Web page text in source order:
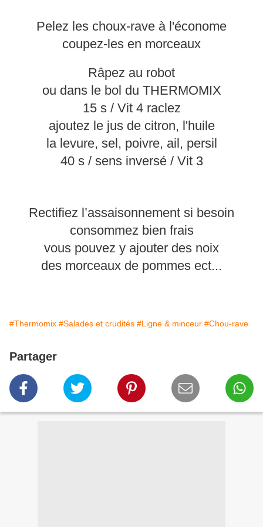
Pelez les choux-rave à l'économe
coupez-les en morceaux
Râpez au robot
ou dans le bol du THERMOMIX
15 s / Vit 4 raclez
ajoutez le jus de citron, l'huile
la levure, sel, poivre, ail, persil
40 s / sens inversé / Vit 3
Rectifiez l’assaisonnement si besoin
consommez bien frais
vous pouvez y ajouter des noix
des morceaux de pommes ect...
#Thermomix #Salades et crudités #Ligne & minceur #Chou-rave
Partager